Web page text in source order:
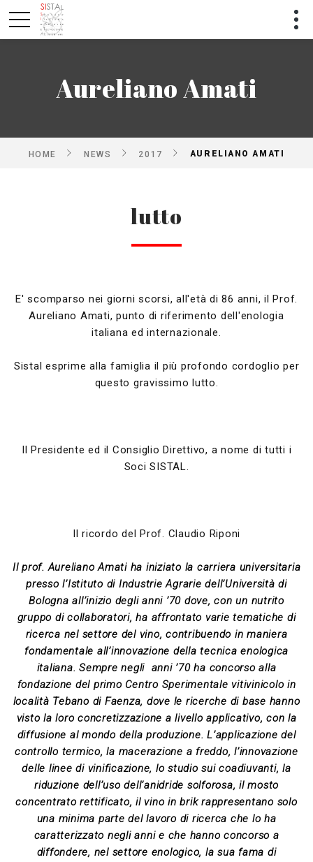
Aureliano Amati
HOME NEWS 2017 AURELIANO AMATI
lutto
E' scomparso nei giorni scorsi, all'età di 86 anni, il Prof.
Aureliano Amati, punto di riferimento dell'enologia
italiana ed internazionale.
Sistal esprime alla famiglia il più profondo cordoglio per
questo gravissimo lutto.
Il Presidente ed il Consiglio Direttivo, a nome di tutti i
Soci SISTAL.
Il ricordo del Prof. Claudio Riponi
Il prof. Aureliano Amati ha iniziato la carriera universitaria
presso l’Istituto di Industrie Agrarie dell’Università di
Bologna all’inizio degli anni ’70 dove, con un nutrito
gruppo di collaboratori, ha affrontato varie tematiche di
ricerca nel settore del vino, contribuendo in maniera
fondamentale all’innovazione della tecnica enologica
italiana. Sempre negli anni ’70 ha concorso alla
fondazione del primo Centro Sperimentale vitivinicolo in
località Tebano di Faenza, dove le ricerche di base hanno
visto la loro concretizzazione a livello applicativo, con la
diffusione al mondo della produzione. L’applicazione del
controllo termico, la macerazione a freddo, l’innovazione
delle linee di vinificazione, lo studio sui coadiuvanti, la
riduzione dell’uso dell’anidride solforosa, il mosto
concentrato rettificato, il vino in brik rappresentano solo
una minima parte del lavoro di ricerca che lo ha
caratterizzato negli anni e che hanno concorso a
diffondere, nel settore enologico, la sua fama di